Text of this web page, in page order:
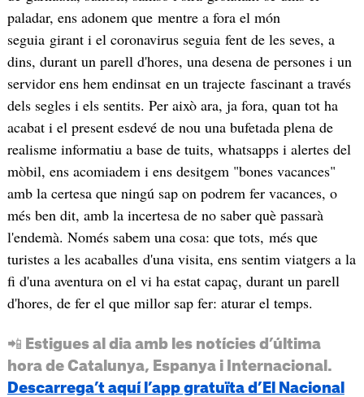
paladar, ens adonem que mentre a fora el món
seguia girant i el coronavirus seguia fent de les seves, a
dins, durant un parell d'hores, una desena de persones i un
servidor ens hem endinsat en un trajecte fascinant a través
dels segles i els sentits. Per això ara, ja fora, quan tot ha
acabat i el present esdevé de nou una bufetada plena de
realisme informatiu a base de tuits, whatsapps i alertes del
mòbil, ens acomiadem i ens desitgem "bones vacances"
amb la certesa que ningú sap on podrem fer vacances, o
més ben dit, amb la incertesa de no saber què passarà
l'endemà. Només sabem una cosa: que tots, més que
turistes a les acaballes d'una visita, ens sentim viatgers a la
fi d'una aventura on el vi ha estat capaç, durant un parell
d'hores, de fer el que millor sap fer: aturar el temps.
📲 Estigues al dia amb les notícies d’última
hora de Catalunya, Espanya i Internacional.
Descarrega’t aquí l’app gratuïta d’El Nacional